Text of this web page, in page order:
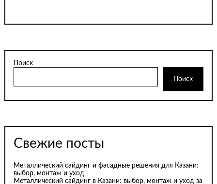
Поиск
Поиск
Свежие посты
Металлический сайдинг и фасадные решения для Казани:
выбор, монтаж и уход
Металлический сайдинг в Казани: выбор, монтаж и уход за